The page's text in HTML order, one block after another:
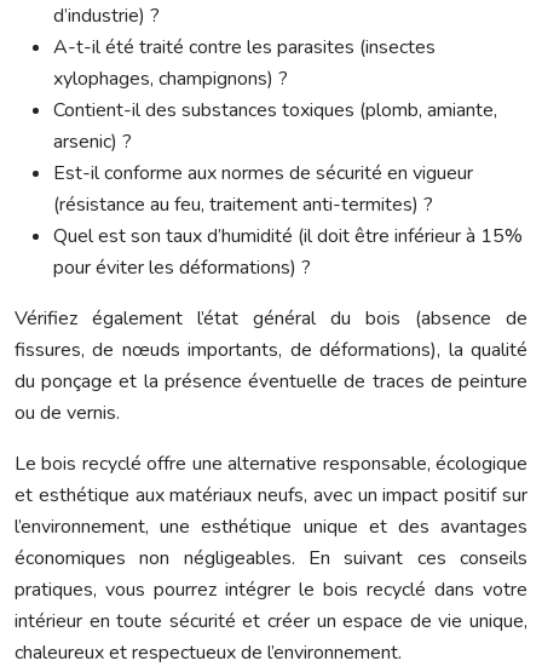
d’industrie) ?
A-t-il été traité contre les parasites (insectes
xylophages, champignons) ?
Contient-il des substances toxiques (plomb, amiante,
arsenic) ?
Est-il conforme aux normes de sécurité en vigueur
(résistance au feu, traitement anti-termites) ?
Quel est son taux d’humidité (il doit être inférieur à 15%
pour éviter les déformations) ?
Vérifiez également l’état général du bois (absence de
fissures, de nœuds importants, de déformations), la qualité
du ponçage et la présence éventuelle de traces de peinture
ou de vernis.
Le bois recyclé offre une alternative responsable, écologique
et esthétique aux matériaux neufs, avec un impact positif sur
l’environnement, une esthétique unique et des avantages
économiques non négligeables. En suivant ces conseils
pratiques, vous pourrez intégrer le bois recyclé dans votre
intérieur en toute sécurité et créer un espace de vie unique,
chaleureux et respectueux de l’environnement.